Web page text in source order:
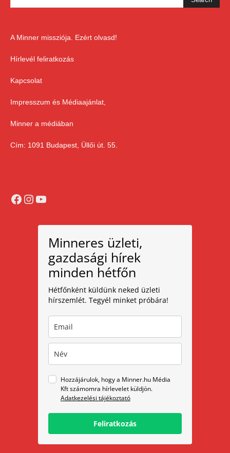
A Minner missziója. Ezért olvasd!
Hírlevél feliratkozás
Kapcsolat
Impresszum és Médiaajánlat,
Minner a médiában
Cím: 1091 Budapest, Üllői út. 55.
Facebook
Instagram
YouTube
Minneres üzleti,
gazdasági hírek
minden hétfőn
Hétfőnként küldünk neked üzleti
hírszemlét. Tegyél minket próbára!
Hozzájárulok, hogy a Minner.hu Média
Kft számomra hírlevelet küldjön.
Adatkezelési tájékoztató
Feliratkozás